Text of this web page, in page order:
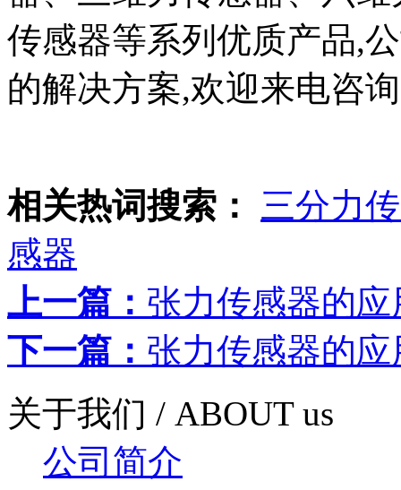
传感器等系列优质产品,
的解决方案,欢迎来电咨
相关热词搜索：
三分力
感器
上一篇： 张力传感器的
下一篇： 张力传感器的
关于我们 / ABOUT us
公司简介